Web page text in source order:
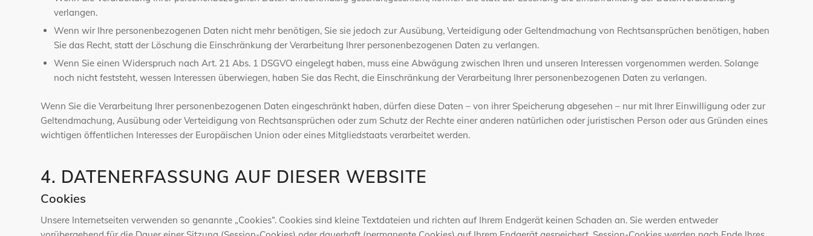
verlangen.
Wenn wir Ihre personenbezogenen Daten nicht mehr benötigen, Sie sie jedoch zur Ausübung, Verteidigung oder Geltendmachung von Rechtsansprüchen benötigen, haben
Sie das Recht, statt der Löschung die Einschränkung der Verarbeitung Ihrer personenbezogenen Daten zu verlangen.
Wenn Sie einen Widerspruch nach Art. 21 Abs. 1 DSGVO eingelegt haben, muss eine Abwägung zwischen Ihren und unseren Interessen vorgenommen werden. Solange
noch nicht feststeht, wessen Interessen überwiegen, haben Sie das Recht, die Einschränkung der Verarbeitung Ihrer personenbezogenen Daten zu verlangen.
Wenn Sie die Verarbeitung Ihrer personenbezogenen Daten eingeschränkt haben, dürfen diese Daten – von ihrer Speicherung abgesehen – nur mit Ihrer Einwilligung oder zur
Geltendmachung, Ausübung oder Verteidigung von Rechtsansprüchen oder zum Schutz der Rechte einer anderen natürlichen oder juristischen Person oder aus Gründen eines
wichtigen öffentlichen Interesses der Europäischen Union oder eines Mitgliedstaats verarbeitet werden.
4. DATENERFASSUNG AUF DIESER WEBSITE
Cookies
Unsere Internetseiten verwenden so genannte „Cookies“. Cookies sind kleine Textdateien und richten auf Ihrem Endgerät keinen Schaden an. Sie werden entweder